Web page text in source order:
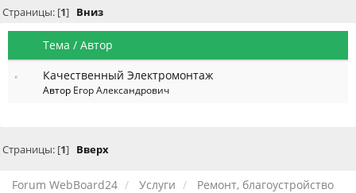
Страницы: [1] Вниз
Тема / Автор
Качественный Электромонтаж
Автор Егор Александрович
Страницы: [1] Вверх
Forum WebBoard24 Услуги Ремонт, благоустройство